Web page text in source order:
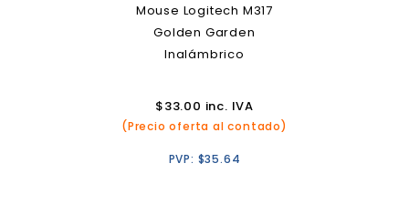
Mouse Logitech M317
Golden Garden
Inalámbrico
$33.00 inc. IVA
(Precio oferta al contado)
PVP: $35.64